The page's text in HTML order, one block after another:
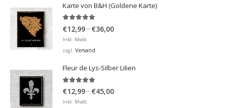
Karte von B&H (Goldene Karte)
€12,99– €36,00Preisspanne:
Inkl. MwSt.
zzgl. Versand
Fleur de Lys-Silber Lilien
4.95von 5
€12,99– €45,00Preisspanne:
Inkl. MwSt.